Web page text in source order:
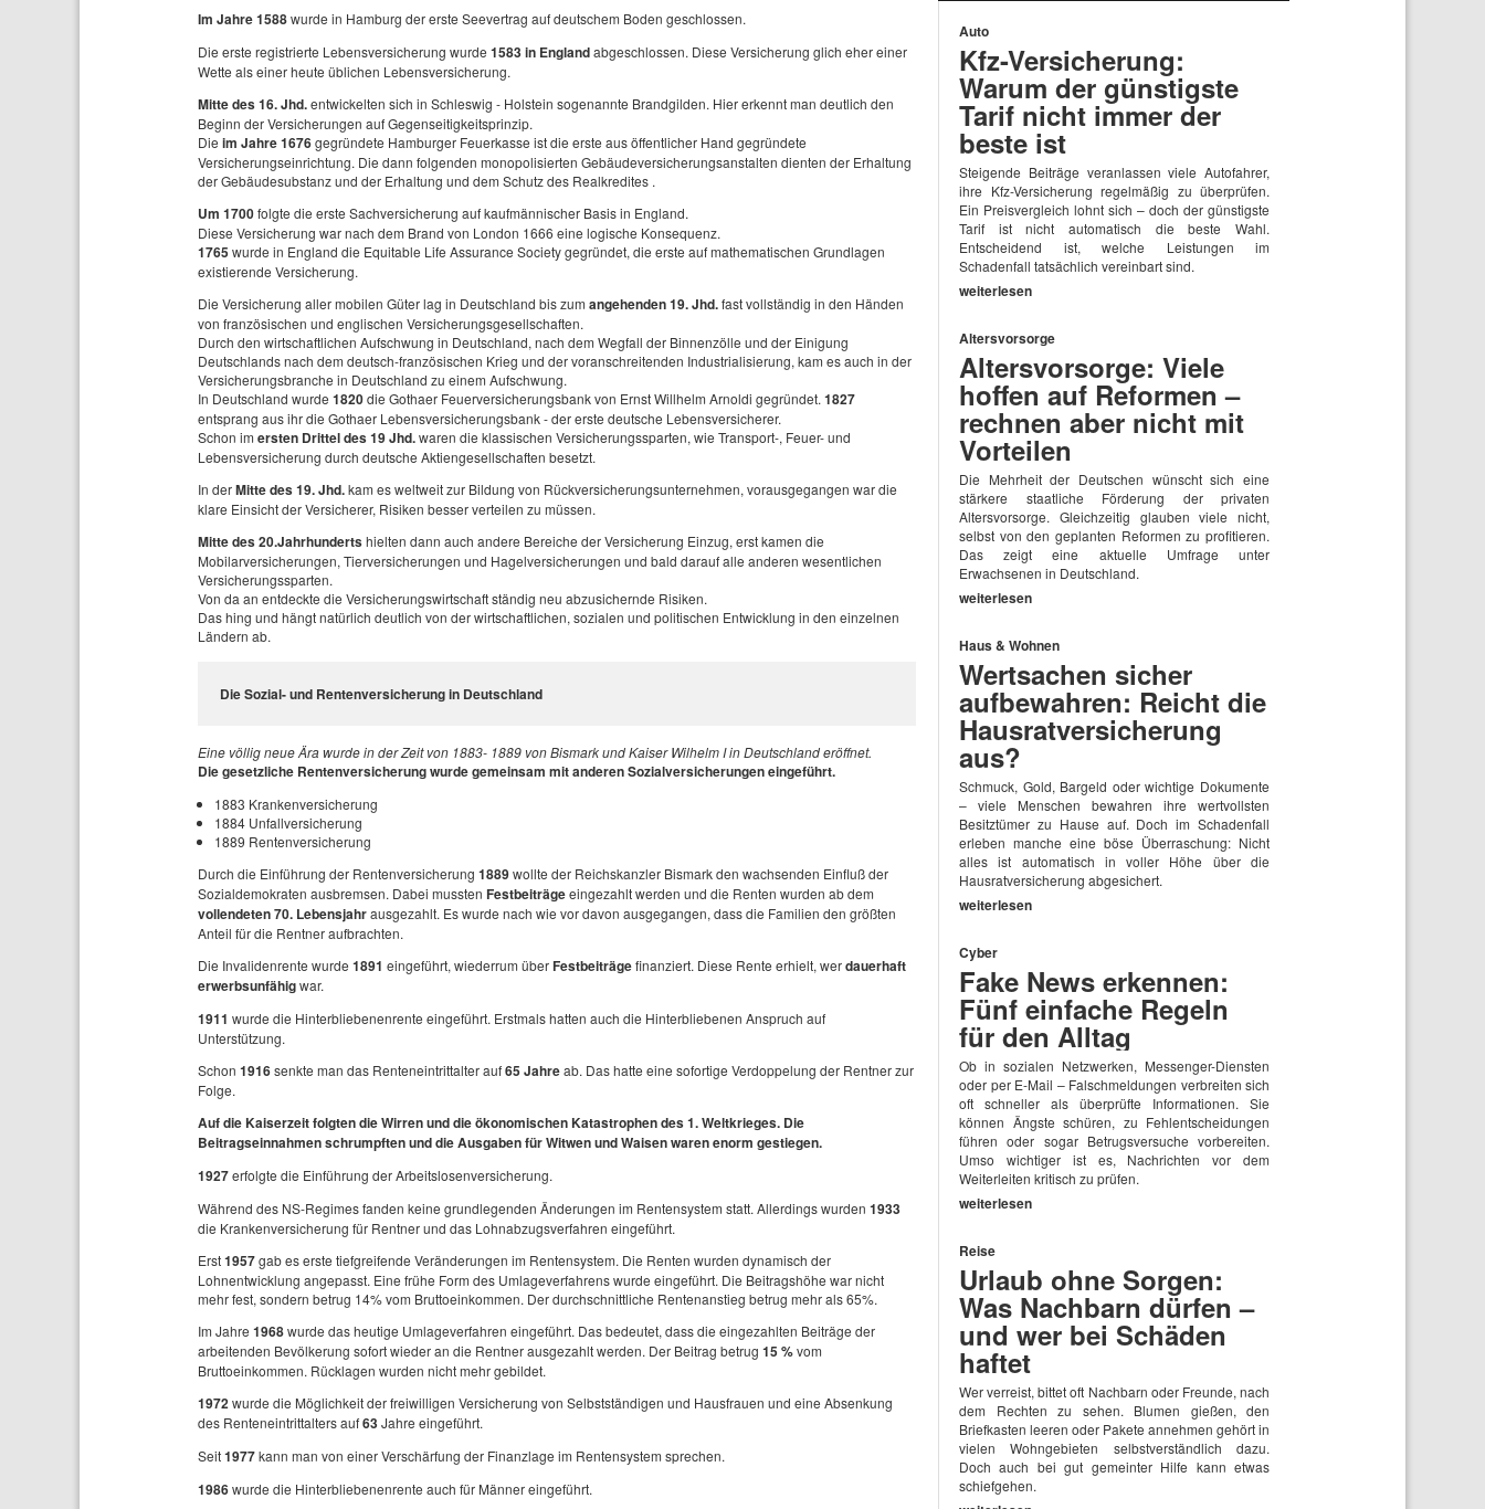
Im Jahre 1588wurde in Hamburg der erste Seevertrag auf deutschem Boden geschlossen.
Die erste registrierte Lebensversicherung wurde 1583 in Englandabgeschlossen. Diese Versicherung glich eher einer
Wette als einer heute üblichen Lebensversicherung.
Mitte des 16. Jhd.entwickelten sich in Schleswig - Holstein sogenannte Brandgilden. Hier erkennt man deutlich den
Beginn der Versicherungen auf Gegenseitigkeitsprinzip.
Die im Jahre 1676gegründete Hamburger Feuerkasse ist die erste aus öffentlicher Hand gegründete
Versicherungseinrichtung. Die dann folgenden monopolisierten Gebäudeversicherungsanstalten dienten der Erhaltung
der Gebäudesubstanz und der Erhaltung und dem Schutz des Realkredites .
Um 1700folgte die erste Sachversicherung auf kaufmännischer Basis in England.
Diese Versicherung war nach dem Brand von London 1666 eine logische Konsequenz.
1765wurde in England die Equitable Life Assurance Society gegründet, die erste auf mathematischen Grundlagen
existierende Versicherung.
Die Versicherung aller mobilen Güter lag in Deutschland bis zum angehenden 19. Jhd.fast vollständig in den Händen
von französischen und englischen Versicherungsgesellschaften.
Durch den wirtschaftlichen Aufschwung in Deutschland, nach dem Wegfall der Binnenzölle und der Einigung
Deutschlands nach dem deutsch-französischen Krieg und der voranschreitenden Industrialisierung, kam es auch in der
Versicherungsbranche in Deutschland zu einem Aufschwung.
In Deutschland wurde 1820die Gothaer Feuerversicherungsbank von Ernst Willhelm Arnoldi gegründet. 1827
entsprang aus ihr die Gothaer Lebensversicherungsbank - der erste deutsche Lebensversicherer.
Schon im ersten Drittel des 19 Jhd.waren die klassischen Versicherungssparten, wie Transport-, Feuer- und
Lebensversicherung durch deutsche Aktiengesellschaften besetzt.
In derMitte des 19. Jhd.kam es weltweit zur Bildung von Rückversicherungsunternehmen, vorausgegangen war die
klare Einsicht der Versicherer, Risiken besser verteilen zu müssen.
Mitte des 20.Jahrhundertshielten dann auch andere Bereiche der Versicherung Einzug, erst kamen die
Mobilarversicherungen, Tierversicherungen und Hagelversicherungen und bald darauf alle anderen wesentlichen
Versicherungssparten.
Von da an entdeckte die Versicherungswirtschaft ständig neu abzusichernde Risiken.
Das hing und hängt natürlich deutlich von der wirtschaftlichen, sozialen und politischen Entwicklung in den einzelnen
Ländern ab.
Die Sozial- und Rentenversicherung in Deutschland
Eine völlig neue Ära wurde in der Zeit von 1883- 1889 von Bismark und Kaiser Wilhelm I in Deutschland eröffnet.
Die gesetzliche Rentenversicherung wurde gemeinsam mit anderen Sozialversicherungen eingeführt.
1883 Krankenversicherung
1884 Unfallversicherung
1889 Rentenversicherung
Durch die Einführung der Rentenversicherung 1889wollte der Reichskanzler Bismark den wachsenden Einfluß der
Sozialdemokraten ausbremsen. Dabei mussten Festbeiträgeeingezahlt werden und die Renten wurden ab dem
vollendeten 70. Lebensjahrausgezahlt. Es wurde nach wie vor davon ausgegangen, dass die Familien den größten
Anteil für die Rentner aufbrachten.
Die Invalidenrente wurde 1891 eingeführt, wiederrum überFestbeiträgefinanziert. Diese Rente erhielt, werdauerhaft
erwerbsunfähigwar.
1911 wurde die Hinterbliebenenrente eingeführt. Erstmals hatten auch die Hinterbliebenen Anspruch auf
Unterstützung.
Schon 1916senkte man das Renteneintrittalter auf65 Jahreab. Das hatte eine sofortige Verdoppelung der Rentner zur
Folge.
Auf die Kaiserzeit folgten die Wirren und die ökonomischen Katastrophen des 1. Weltkrieges. Die
Beitragseinnahmen schrumpften und die Ausgaben für Witwen und Waisen waren enorm gestiegen.
1927erfolgte die Einführung der Arbeitslosenversicherung.
Während des NS-Regimes fanden keine grundlegenden Änderungen im Rentensystem statt. Allerdings wurden 1933
die Krankenversicherung für Rentner und das Lohnabzugsverfahren eingeführt.
Erst1957gab es erste tiefgreifende Veränderungen im Rentensystem. Die Renten wurden dynamisch der
Lohnentwicklung angepasst. Eine frühe Form des Umlageverfahrens wurde eingeführt. Die Beitragshöhe war nicht
mehr fest, sondern betrug 14% vom Bruttoeinkommen. Der durchschnittliche Rentenanstieg betrug mehr als 65%.
Im Jahre 1968wurde das heutige Umlageverfahren eingeführt. Das bedeutet, dass die eingezahlten Beiträge der
arbeitenden Bevölkerung sofort wieder an die Rentner ausgezahlt werden. Der Beitrag betrug 15 %vom
Bruttoeinkommen. Rücklagen wurden nicht mehr gebildet.
1972wurde die Möglichkeit der freiwilligen Versicherung von Selbstständigen und Hausfrauen und eine Absenkung
des Renteneintrittalters auf63Jahre eingeführt.
Seit1977kann man von einer Verschärfung der Finanzlage im Rentensystem sprechen.
1986wurde die Hinterbliebenenrente auch für Männer eingeführt.
Auto
Kfz-Versicherung:
Warum der günstigste
Tarif nicht immer der
beste ist
Steigende Beiträge veranlassen viele Autofahrer,
ihre Kfz-Versicherung regelmäßig zu überprüfen.
Ein Preisvergleich lohnt sich – doch der günstigste
Tarif ist nicht automatisch die beste Wahl.
Entscheidend ist, welche Leistungen im
Schadenfall tatsächlich vereinbart sind.
weiterlesen
Altersvorsorge
Altersvorsorge: Viele
hoffen auf Reformen –
rechnen aber nicht mit
Vorteilen
Die Mehrheit der Deutschen wünscht sich eine
stärkere staatliche Förderung der privaten
Altersvorsorge. Gleichzeitig glauben viele nicht,
selbst von den geplanten Reformen zu profitieren.
Das zeigt eine aktuelle Umfrage unter
Erwachsenen in Deutschland.
weiterlesen
Haus & Wohnen
Wertsachen sicher
aufbewahren: Reicht die
Hausratversicherung
aus?
Schmuck, Gold, Bargeld oder wichtige Dokumente
– viele Menschen bewahren ihre wertvollsten
Besitztümer zu Hause auf. Doch im Schadenfall
erleben manche eine böse Überraschung: Nicht
alles ist automatisch in voller Höhe über die
Hausratversicherung abgesichert.
weiterlesen
Cyber
Fake News erkennen:
Fünf einfache Regeln
für den Alltag
Ob in sozialen Netzwerken, Messenger-Diensten
oder per E-Mail – Falschmeldungen verbreiten sich
oft schneller als überprüfte Informationen. Sie
können Ängste schüren, zu Fehlentscheidungen
führen oder sogar Betrugsversuche vorbereiten.
Umso wichtiger ist es, Nachrichten vor dem
Weiterleiten kritisch zu prüfen.
weiterlesen
Reise
Urlaub ohne Sorgen:
Was Nachbarn dürfen –
und wer bei Schäden
haftet
Wer verreist, bittet oft Nachbarn oder Freunde, nach
dem Rechten zu sehen. Blumen gießen, den
Briefkasten leeren oder Pakete annehmen gehört in
vielen Wohngebieten selbstverständlich dazu.
Doch auch bei gut gemeinter Hilfe kann etwas
schiefgehen.